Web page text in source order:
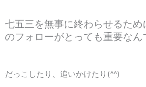
七五三を無事に終わらせるため
のフォローがとっても重要なん
だっこしたり、追いかけたり(^^)